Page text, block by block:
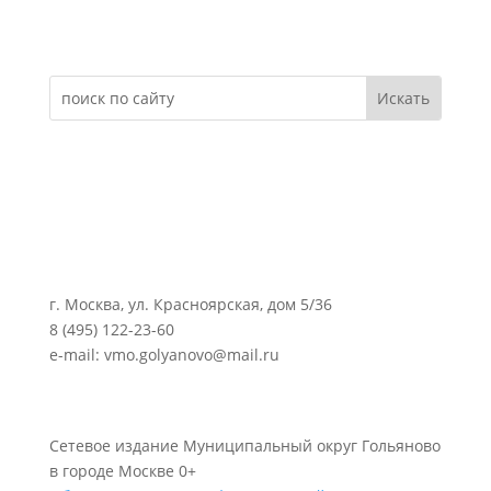
г. Москва, ул. Красноярская, дом 5/36
8 (495) 122-23-60
e-mail: vmo.golyanovo@mail.ru
Сетевое издание Муниципальный округ Гольяново
в городе Москве 0+